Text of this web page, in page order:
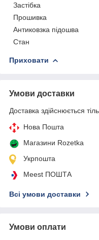
Застібка
Прошивка
Антиковзка підошва
Стан
Приховати
Умови доставки
Доставка здійснюється
Нова Пошта
Магазини Rozetka
Укрпошта
Meest ПОШТА
Всі умови доставки
Умови оплати